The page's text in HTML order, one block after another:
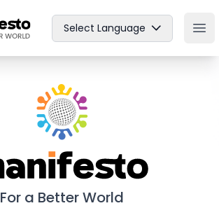
Select Language
Manifesto
For a Better World